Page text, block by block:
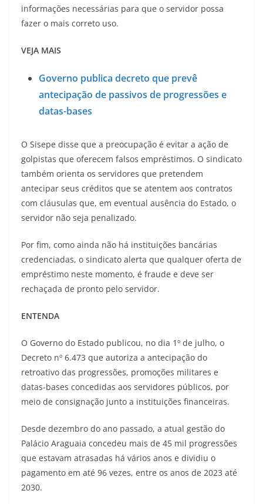
informações necessárias para que o servidor possa
fazer o mais correto uso.
VEJA MAIS
Governo publica decreto que prevê
antecipação de passivos de progressões e
datas-bases
O Sisepe disse que a preocupação é evitar a ação de
golpistas que oferecem falsos empréstimos. O sindicato
também orienta os servidores que pretendem
antecipar seus créditos que se atentem aos contratos
com cláusulas que, em eventual ausência do Estado, o
servidor não seja penalizado.
Por fim, como ainda não há instituições bancárias
credenciadas, o sindicato alerta que qualquer oferta de
empréstimo neste momento, é fraude e deve ser
rechaçada de pronto pelo servidor.
ENTENDA
O Governo do Estado publicou, no dia 1º de julho, o
Decreto nº 6.473 que autoriza a antecipação do
retroativo das progressões, promoções militares e
datas-bases concedidas aos servidores públicos, por
meio de consignação junto a instituições financeiras.
Desde dezembro do ano passado, a atual gestão do
Palácio Araguaia concedeu mais de 45 mil progressões
que estavam atrasadas há vários anos e dividiu o
pagamento em até 96 vezes, entre os anos de 2023 até
2030.